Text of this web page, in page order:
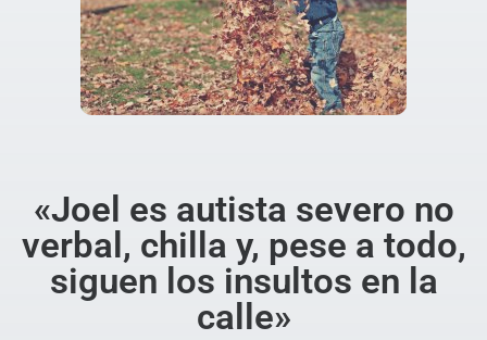
«Joel es autista severo no
verbal, chilla y, pese a todo,
siguen los insultos en la
calle»